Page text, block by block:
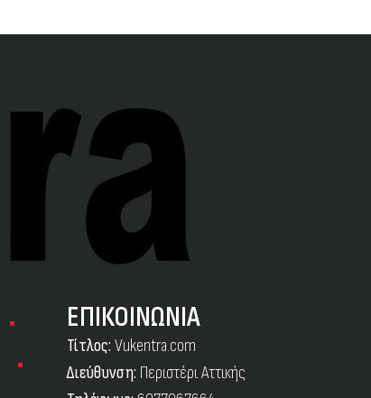
ΕΠΙΚΟΙΝΩΝΙΑ
Τίτλος: Vukentra.com
Διεύθυνση: Περιστέρι Αττικής